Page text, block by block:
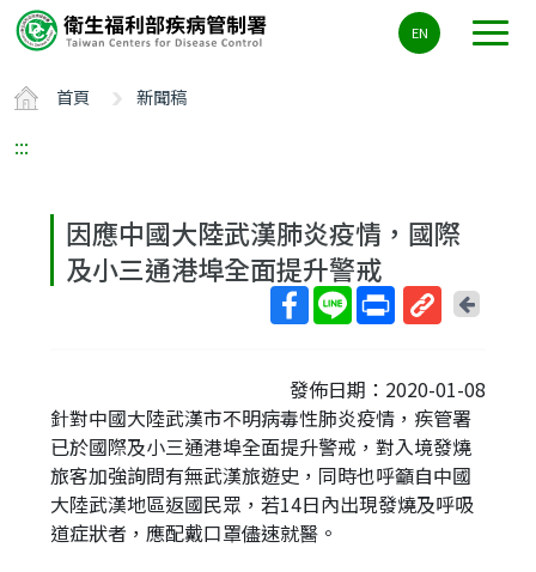
要
容
ALT+C
EN
首頁 新聞稿
:::
因應中國大陸武漢肺炎疫情，國際
及小三通港埠全面提升警戒
短
網
址
回
頁
發佈日期：2020-01-08
針對中國大陸武漢市不明病毒性肺炎疫情，疾管署
已於國際及小三通港埠全面提升警戒，對入境發燒
旅客加強詢問有無武漢旅遊史，同時也呼籲自中國
大陸武漢地區返國民眾，若14日內出現發燒及呼吸
道症狀者，應配戴口罩儘速就醫。